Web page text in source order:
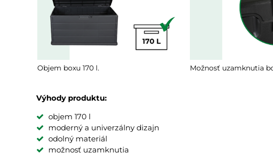
Objem boxu 170 l. Možnosť uzamknutia
Výhody produktu:
objem 170 l
moderný a univerzálny dizajn
odolný materiál
možnosť uzamknutia